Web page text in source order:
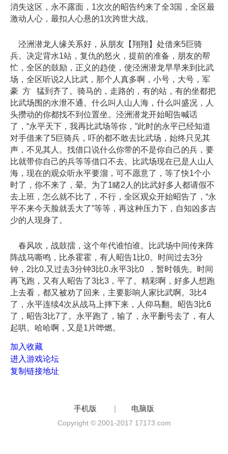
消失这区，永不露面，1次次的昭告约来了全3国，全区最
激动人心，最扣人心悬的1次跨世大战。
泾洲潜龙人缘关系好，从朋友【翔翔】处借来5巨骑
兵。决定背水1站，复仇的怒火，提前的准备，朋友的帮
忙，全区的鼓励，正义的趋使，使泾洲潜龙早早来到比武
场，全区听说2人比武，那个人真多啊，小号，大号，军
豪 方 猛到齐了。骑马的，走路的，有的站，有的坐都把
比武场围的水泄不通。什么叫人山人海，什么叫盛况，人
头攒动的你都找不到位置坐。泾洲潜龙开始昭告喊话
了，“永平天下，我再比武场等你，”此时的永平已经知道
对手借来了5巨骑兵，吓的都不敢去比武场，始终只见其
声，不见其人。找借口说什么你带的不是你自己的兵，要
比就带你自己的兵等等借口不去。比武场现在已是人山人
海，现在的观众听永平要溜，可不愿意了，等了快1个小
时了，你不来了，晕。为了1睹2人的比武好多人都请假不
去上班，怎么就不比了，不行，全区观众开始昭告了，“永
平不来今天脸就丢大了”等等，再这种压力下，自知凶多吉
少的人现身了。
春风吹，战鼓擂，这个年代谁怕谁。比武场中间传来阵
阵战马嘶鸣，比杀霍霍，有人昭告1比0。时间过去3分
钟，2比0.又过去3分钟3比0.永平3比0 ，暂时领先。时间
再飞跑，又有人昭告了3比3，平了。精彩啊，好多人想跑
上去看，都又被劝了回来，主要影响人家比武啊。3比4
了，永平连续4次从战马上摔下来，人仰马翻。昭告3比6
了，昭告3比7了。永平跑了，输了，永平删号去了，有人
起哄。哈哈啊，又是1片哗燃。
加入收藏
进入游戏论坛
复制链接地址
手机版 | 电脑版
Copyright © 2001-2017 17173.com